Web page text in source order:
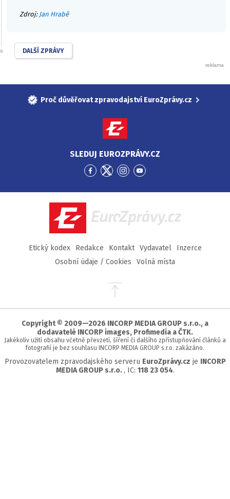
Zdroj: Jan Hrabě
DALŠÍ ZPRÁVY
Proč důvěřovat zpravodajství EuroZprávy.cz
SLEDUJ EUROZPRÁVY.CZ
Přejít
Facebook
Přejít
Twitter
Přejít
Instagram
Přejít
YouTube
EuroZprávy.cz
Etický kodex Redakce Kontakt Vydavatel
Inzerce
Osobní údaje / Cookies
Volná místa
Přejít
stránky
Copyright © 2009—2026 INCORP MEDIA GROUP s.r.o., a
dodavatelé INCORP images, Profimedia a ČTK.
Jakékoliv užití obsahu včetně převzetí, šíření či dalšího zpřístupňování článků a
fotografií je bez souhlasu INCORP MEDIA GROUP s.r.o. zakázáno.
Provozovatelem zpravodajského serveru EuroZprávy.cz je INCORP
MEDIA GROUP s.r.o., IC: 118 23 054.